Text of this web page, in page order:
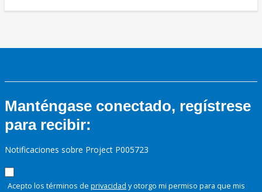
Manténgase conectado, regístrese
para recibir:
Notificaciones sobre Project P005723
Acepto los términos de privacidad y otorgo mi permiso para que mis